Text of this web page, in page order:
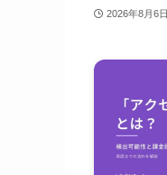
2026年8月6日